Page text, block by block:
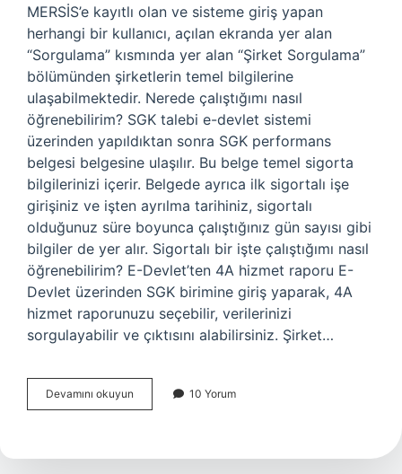
MERSİS’e kayıtlı olan ve sisteme giriş yapan
herhangi bir kullanıcı, açılan ekranda yer alan
“Sorgulama” kısmında yer alan “Şirket Sorgulama”
bölümünden şirketlerin temel bilgilerine
ulaşabilmektedir. Nerede çalıştığımı nasıl
öğrenebilirim? SGK talebi e-devlet sistemi
üzerinden yapıldıktan sonra SGK performans
belgesi belgesine ulaşılır. Bu belge temel sigorta
bilgilerinizi içerir. Belgede ayrıca ilk sigortalı işe
girişiniz ve işten ayrılma tarihiniz, sigortalı
olduğunuz süre boyunca çalıştığınız gün sayısı gibi
bilgiler de yer alır. Sigortalı bir işte çalıştığımı nasıl
öğrenebilirim? E-Devlet’ten 4A hizmet raporu E-
Devlet üzerinden SGK birimine giriş yaparak, 4A
hizmet raporunuzu seçebilir, verilerinizi
sorgulayabilir ve çıktısını alabilirsiniz. Şirket…
Devamını okuyun
Şirkette
Öğrenebilirim
10 Yorum